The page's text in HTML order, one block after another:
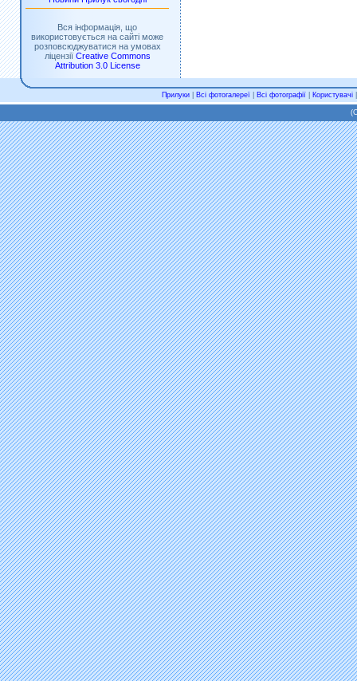
Вся інформація, що
використовується на сайті може
розповсюджуватися на умовах
ліцензії Creative Commons
Attribution 3.0 License
Прилуки| Всі фотогалереї| Всі фотографії| Користувачі